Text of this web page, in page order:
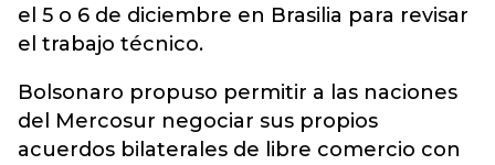
el 5 o 6 de diciembre en Brasilia para revisar
el trabajo técnico.
Bolsonaro propuso permitir a las naciones
del Mercosur negociar sus propios
acuerdos bilaterales de libre comercio con